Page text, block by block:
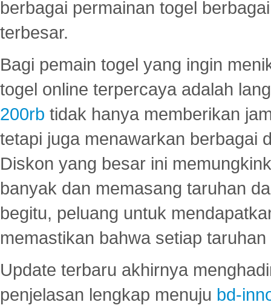
berbagai permainan togel
terbesar.
Bagi pemain togel yang ingin
togel online terpercaya adalah
200rb tidak hanya memberikan
tetapi juga menawarkan berbagai
Diskon yang besar ini
banyak dan memasang taruhan
begitu, peluang untuk
memastikan bahwa setiap
Update terbaru akhirnya
penjelasan lengkap menuju bd-